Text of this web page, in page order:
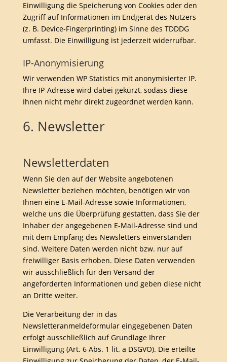
Einwilligung die Speicherung von Cookies oder den
Zugriff auf Informationen im Endgerät des Nutzers
(z. B. Device-Fingerprinting) im Sinne des TDDDG
umfasst. Die Einwilligung ist jederzeit widerrufbar.
IP-Anonymisierung
Wir verwenden WP Statistics mit anonymisierter IP.
Ihre IP-Adresse wird dabei gekürzt, sodass diese
Ihnen nicht mehr direkt zugeordnet werden kann.
6. Newsletter
Newsletter­daten
Wenn Sie den auf der Website angebotenen
Newsletter beziehen möchten, benötigen wir von
Ihnen eine E-Mail-Adresse sowie Informationen,
welche uns die Überprüfung gestatten, dass Sie der
Inhaber der angegebenen E-Mail-Adresse sind und
mit dem Empfang des Newsletters einverstanden
sind. Weitere Daten werden nicht bzw. nur auf
freiwilliger Basis erhoben. Diese Daten verwenden
wir ausschließlich für den Versand der
angeforderten Informationen und geben diese nicht
an Dritte weiter.
Die Verarbeitung der in das
Newsletteranmeldeformular eingegebenen Daten
erfolgt ausschließlich auf Grundlage Ihrer
Einwilligung (Art. 6 Abs. 1 lit. a DSGVO). Die erteilte